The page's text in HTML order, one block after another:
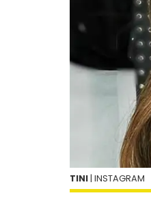
TINI | INSTAGRAM